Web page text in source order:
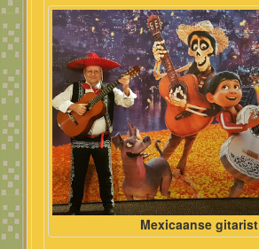
Mexicaanse gitarist